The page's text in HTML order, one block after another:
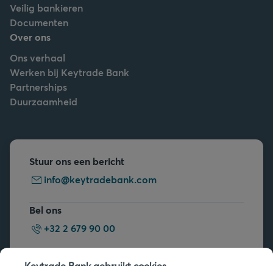
Veilig bankieren
Documenten
Over ons
Ons verhaal
Werken bij Keytrade Bank
Partnerships
Duurzaamheid
Stuur ons een bericht
info@keytradebank.com
Bel ons
+32 2 679 90 00